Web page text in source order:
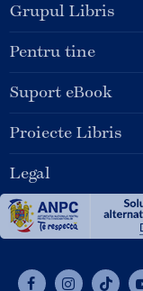
Grupul Libris
Pentru tine
Suport eBook
Proiecte Libris
Legal